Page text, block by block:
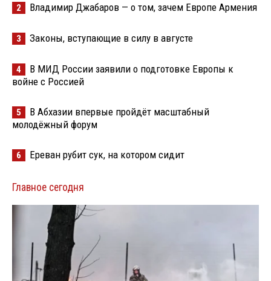
2 Владимир Джабаров — о том, зачем Европе Армения
3 Законы, вступающие в силу в августе
4
В МИД России заявили о подготовке Европы к
войне с Россией
5
В Абхазии впервые пройдёт масштабный
молодёжный форум
6 Ереван рубит сук, на котором сидит
Главное сегодня